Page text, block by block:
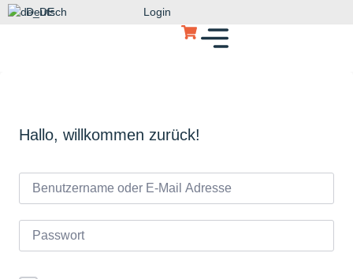
Deutsch Login
Hallo, willkommen zurück!